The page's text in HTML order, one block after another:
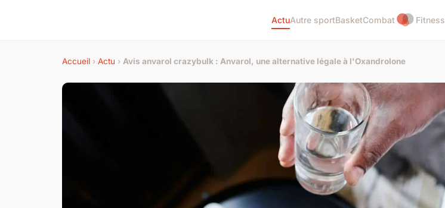
ActuAutre sportBasketCombat Fitness
Accueil › Actu › Avis anvarol crazybulk : Anvarol, une alternative légale à l'Oxandrolone